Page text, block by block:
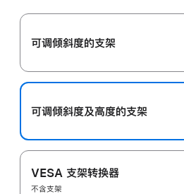
可调倾斜度的支架
可调倾斜度及高‍度的支‍架
VESA 支架转换器
不含支架